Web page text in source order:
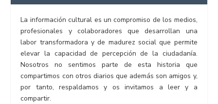
La información cultural es un compromiso de los medios,
profesionales y colaboradores que desarrollan una
labor transformadora y de madurez social que permite
elevar la capacidad de percepción de la ciudadanía.
Nosotros no sentimos parte de esta historia que
compartimos con otros diarios que además son amigos y,
por tanto, respaldamos y os invitamos a leer y a
compartir.